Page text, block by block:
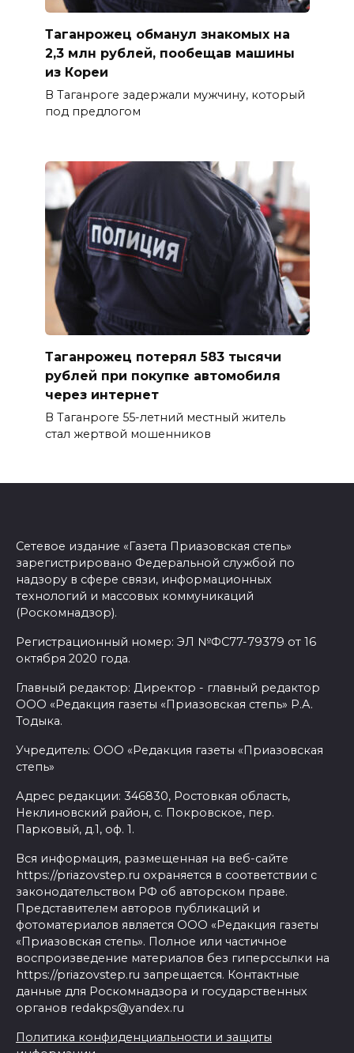
Таганрожец обманул знакомых на
2,3 млн рублей, пообещав машины
из Кореи
В Таганроге задержали мужчину, который
под предлогом
Таганрожец потерял 583 тысячи
рублей при покупке автомобиля
через интернет
В Таганроге 55-летний местный житель
стал жертвой мошенников
Сетевое издание «Газета Приазовская степь»
зарегистрировано Федеральной службой по
надзору в сфере связи, информационных
технологий и массовых коммуникаций
(Роскомнадзор).
Регистрационный номер: ЭЛ №ФС77-79379 от 16
октября 2020 года.
Главный редактор: Директор - главный редактор
ООО «Редакция газеты «Приазовская степь» Р.А.
Тодыка.
Учредитель: ООО «Редакция газеты «Приазовская
степь»
Адрес редакции: 346830, Ростовкая область,
Неклиновский район, с. Покровское, пер.
Парковый, д.1, оф. 1.
Вся информация, размещенная на веб-сайте
https://priazovstep.ru охраняется в соответствии с
законодательством РФ об авторском праве.
Представителем авторов публикаций и
фотоматериалов является ООО «Редакция газеты
«Приазовская степь». Полное или частичное
воспроизведение материалов без гиперссылки на
https://priazovstep.ru запрещается. Контактные
данные для Роскомнадзора и государственных
органов redakps@yandex.ru
Политика конфиденциальности и защиты